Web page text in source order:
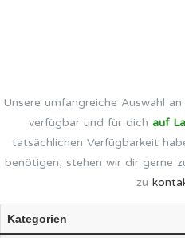
Unsere umfangreiche Auswahl
verfügbar und für dich auf
tatsächlichen Verfügbarkeit
benötigen, stehen wir dir gerne
zu
Kategorien